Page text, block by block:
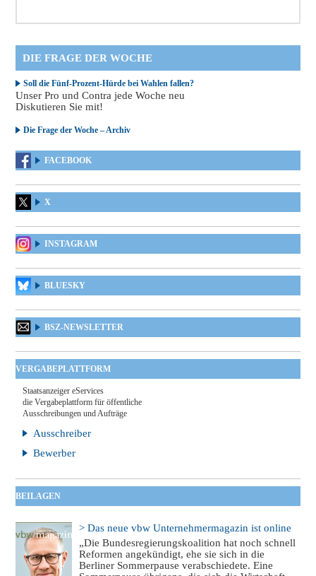
DIE FRAGE DER WOCHE
Soll die Fünf-Prozent-Hürde bei Wahlen fallen?
Unser Pro und Contra jede Woche neu
Diskutieren Sie mit!
Die Frage der Woche – Archiv
FACEBOOK
X
INSTAGRAM
BLUESKY
BSZ-NEWSLETTER
VERGABEPLATTFORM
Staatsanzeiger eServices
die Vergabeplattform für öffentliche
Ausschreibungen und Aufträge
Ausschreiber
Bewerber
BEILAGEN
> Das neue vbw Unternehmermagazin ist online
„Die Bundesregierungskoalition hat noch schnell
Reformen angekündigt, ehe sie sich in die
Berliner Sommerpause verabschiedete. Eine